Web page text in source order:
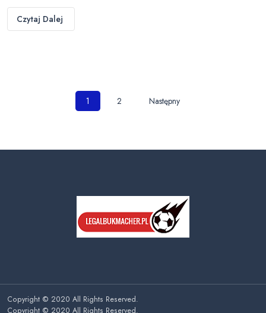
Czytaj Dalej
Nawigacja
1 2 Następny
Copyright © 2020 All Rights Reserved.
Copyright © 2020 All Rights Reserved.